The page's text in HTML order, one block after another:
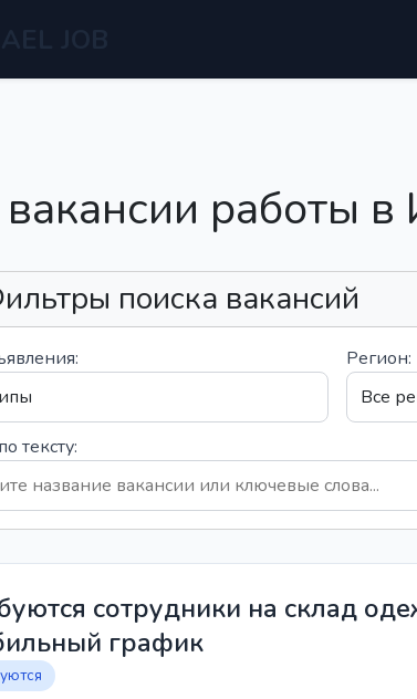
работы в
поиска вакансий
Регион:
тексту:
сотрудники на склад
график